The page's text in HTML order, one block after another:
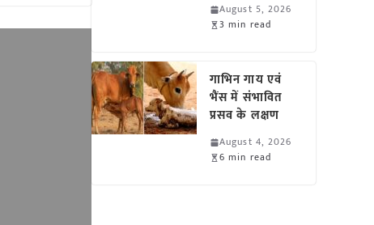
August 5, 2026
3 min read
गाभिन गाय एवं
भैंस में संभावित
प्रसव के लक्षण
August 4, 2026
6 min read